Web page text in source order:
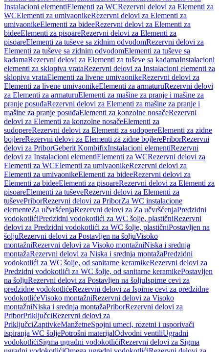
Instalacioni elementiElementi za WCRezervni delovi za Elementi za
WCElementi za umivaonikeRezervni delovi za Elementi za
umivaonikeElementi za bideeRezervni delovi za Elementi za
bideeElementi za pisoareRezervni delovi za Elementi za
pisoareElementi za tuševe sa zidnim odvodomRezervni delovi za
Elementi za tuševe sa zidnim odvodomElementi za tuševe sa
kadamaRezervni delovi za Elementi za tuševe sa kadamaInstalacioni
elementi za sklopiva vrataRezervni delovi za Instalacioni elementi za
sklopiva vrataElementi za livene umivaonikeRezervni delovi za
Elementi za livene umivaonikeElementi za armaturuRezervni delovi
za Elementi za armaturuElementi za mašine za pranje i mašine za
pranje posuđaRezervni delovi za Elementi za mašine za pranje i
mašine za pranje posuđaElementi za konzolne nosačeRezervni
delovi za Elementi za konzolne nosačeElementi za
sudopereRezervni delovi za Elementi za sudopereElementi za zidne
bojlereRezervni delovi za Elementi za zidne bojlerePriborRezervni
delovi za PriborGeberit KombifixInstalacioni elementiRezervni
delovi za Instalacioni elementiElementi za WCRezervni delovi za
Elementi za WCElementi za umivaonikeRezervni delovi za
Elementi za umivaonikeElementi za bideeRezervni delovi za
Elementi za bideeElementi za pisoareRezervni delovi za Elementi za
pisoareElementi za tuševeRezervni delovi za Elementi za
tuševePriborRezervni delovi za PriborZa WC instalacione
elementeZa učvršćenjaRezervni delovi za Za učvršćenjaPredzidni
vodokotlićiPredzidni vodokotlići za WC šolje, plastičniRezervni
delovi za Predzidni vodokotlići za WC šolje, plastičniPostavljen na
šoljuRezervni delovi za Postavljen na šoljuVisoko
montažniRezervni delovi za Visoko montažniNiska i srednja
montažaRezervni delovi za Niska i srednja montažaPredzidni
vodokotlići za WC šolje, od sanitarne keramikeRezervni delovi za
Predzidni vodokotlići za WC šolje, od sanitarne keramikePostavljen
na šoljuRezervni delovi za Postavljen na šoljuIspirne cevi za
predzidne vodokotlićeRezervni delovi za Ispirne cevi za predzidne
vodokotlićeVisoko montažniRezervni delovi za Visoko
montažniNiska i srednja montažaPriborRezervni delovi za
PriborPriključciRezervni delovi za
PriključciZaptivkeManžetneSpojni umeci, rozetni i usporivači
ispiranja WC šoljePotrošni materijalOdvodni ventiliUgradni
vodokotlićiSigma ugradni vodokotlićiRezervni delovi za Sigma